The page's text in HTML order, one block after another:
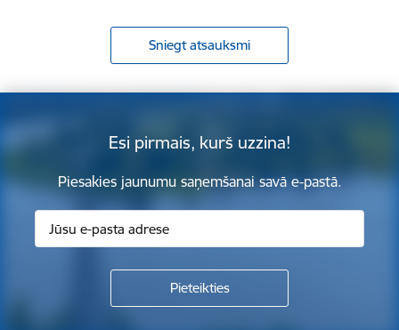
Sniegt atsauksmi
Esi pirmais, kurš uzzina!
Piesakies jaunumu saņemšanai savā e-pastā.